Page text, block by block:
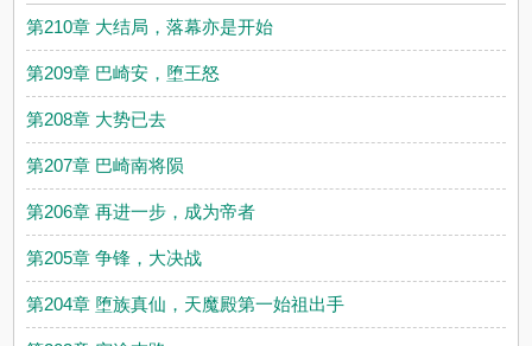
第210章 大结局，落幕亦是开始
第209章 巴崎安，堕王怒
第208章 大势已去
第207章 巴崎南将陨
第206章 再进一步，成为帝者
第205章 争锋，大决战
第204章 堕族真仙，天魔殿第一始祖出手